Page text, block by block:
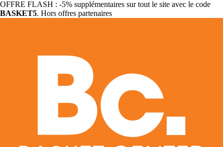
OFFRE FLASH : -5% supplémentaires sur tout le site avec le code
BASKET5. Hors offres partenaires